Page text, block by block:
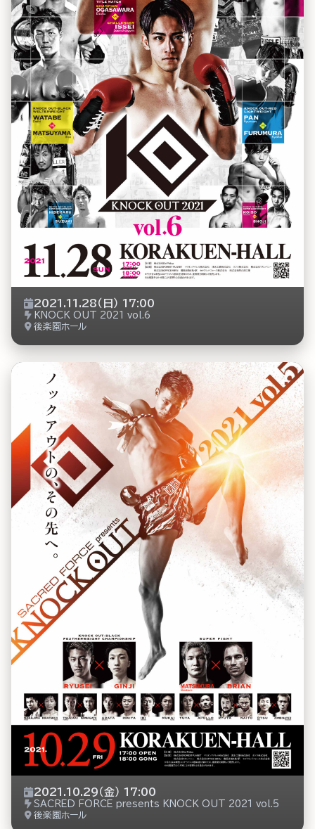
2021.11.28（日） 17:00
KNOCK OUT 2021 vol.6
後楽園ホール
2021.10.29（金） 17:00
SACRED FORCE presents KNOCK OUT 2021 vol.5
後楽園ホール